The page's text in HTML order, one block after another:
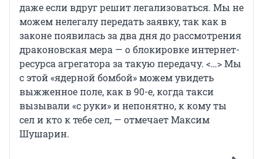
даже если вдруг решит легализоваться. Мы не
можем нелегалу передать заявку, так как в
законе появилась за два дня до рассмотрения
драконовская мера — о блокировке интернет-
ресурса агрегатора за такую передачу. <…> Мы
с этой «ядерной бомбой» можем увидеть
выжженное поле, как в 90-е, когда такси
вызывали «с руки» и непонятно, к кому ты
сел и кто к тебе сел, — отмечает Максим
Шушарин.